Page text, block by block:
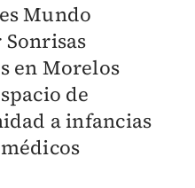
Mundo
en Morelos
de
a infancias